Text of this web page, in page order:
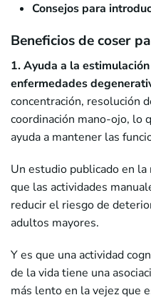
Consejos para
Beneficios de coser
1. Ayuda a la
enfermedades
concentración, resolución
coordinación mano-ojo, lo
ayuda a mantener las
Un estudio publicado en
que las actividades
reducir el riesgo de
adultos mayores.
Y es que una actividad
de la vida tiene una
más lento en la vejez que